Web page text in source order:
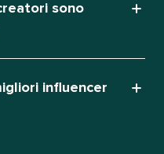
sono
influencer